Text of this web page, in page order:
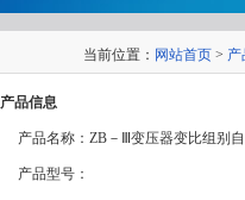
当前位置： 网站首页 > 产
产品信息
产品名称： ZB－Ⅲ变压器变比组别
产品型号：